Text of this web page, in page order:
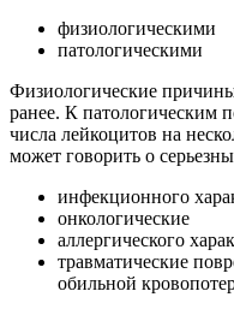
физиологическими
патологическими
Физиологические
ранее. К патологическим
числа лейкоцитов на
может говорить о
инфекционного
онкологические
аллергического
травматические
обильной